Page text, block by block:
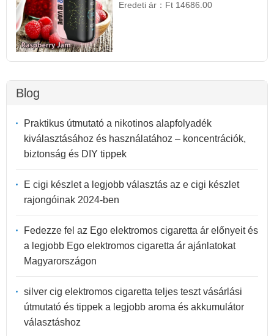
Eredeti ár： Ft 14686.00
Blog
Praktikus útmutató a nikotinos alapfolyadék
kiválasztásához és használatához – koncentrációk,
biztonság és DIY tippek
E cigi készlet a legjobb választás az e cigi készlet
rajongóinak 2024-ben
Fedezze fel az Ego elektromos cigaretta ár előnyeit és
a legjobb Ego elektromos cigaretta ár ajánlatokat
Magyarországon
silver cig elektromos cigaretta teljes teszt vásárlási
útmutató és tippek a legjobb aroma és akkumulátor
választáshoz